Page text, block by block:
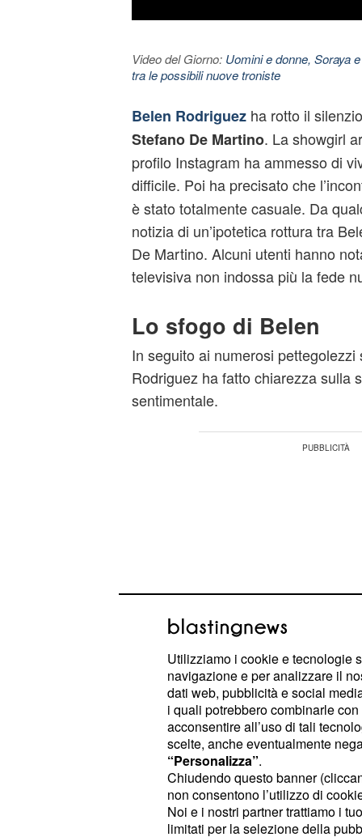
Video del Giorno: Uomini e donne, Soraya
tra le possibili nuove troniste
Belen Rodriguez ha rotto il
Stefano De Martino. La showgirl
profilo Instagram ha ammesso di
difficile. Poi ha precisato che
è stato totalmente casuale. Da
notizia di un’ipotetica rottura tra
De Martino. Alcuni utenti hanno
televisiva non indossa più la fede
Lo sfogo di Belen
In seguito ai numerosi pettegolezzi
Rodriguez ha fatto chiarezza sulla
sentimentale.
Tramite un video pubblicato su
argentina ha dichiarato che non
fare un video simile. Inoltre, Belen
coloro che hanno iniziato a
veritiere sul suo conto.
Utilizziamo i cookie e tecnologie
navigazione e per analizzare il
dati web, pubblicità e social
i quali potrebbero combinarle
acconsentire all’uso di tali
scelte, anche eventualmente
“Personalizza”.
Chiudendo questo banner
non consentono l’utilizzo di
Noi e i nostri partner trattiamo i
limitati per la selezione della